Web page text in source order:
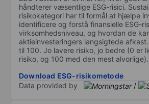
håndterer væsentlige ESG-risici.
risikokategori har til formål at hjælpe
identificere og forstå finansielle ESG-
virksomhedsniveau, og hvordan de
aktieinvesteringers langsigtede
til 100. Jo lavere risiko, jo bedre (0 er
risiko, og 100 med den mest alvorlige).
Download ESG-risikometode
Data provided by
/